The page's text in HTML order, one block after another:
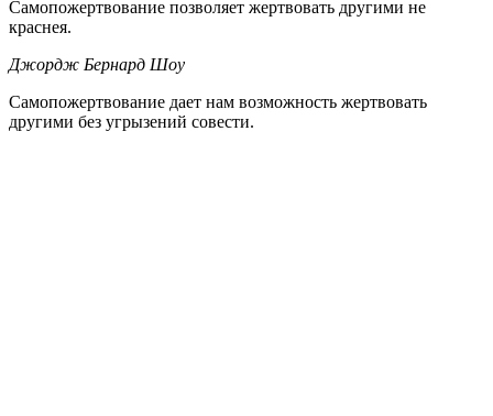
Самопожертвование позволяет жертвовать другими не
краснея.
Джордж Бернард Шоу
Самопожертвование дает нам возможность жертвовать
другими без угрызений совести.